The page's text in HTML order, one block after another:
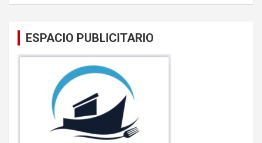
ESPACIO PUBLICITARIO